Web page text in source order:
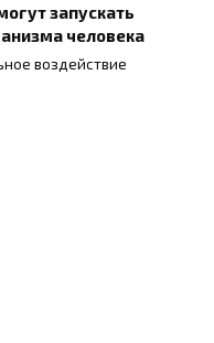
запускать
человека
воздействие